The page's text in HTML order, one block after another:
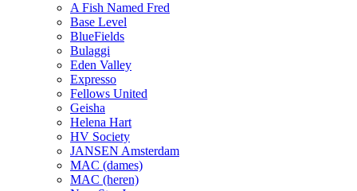
A Fish Named Fred
Base Level
BlueFields
Bulaggi
Eden Valley
Expresso
Fellows United
Geisha
Helena Hart
HV Society
JANSEN Amsterdam
MAC (dames)
MAC (heren)